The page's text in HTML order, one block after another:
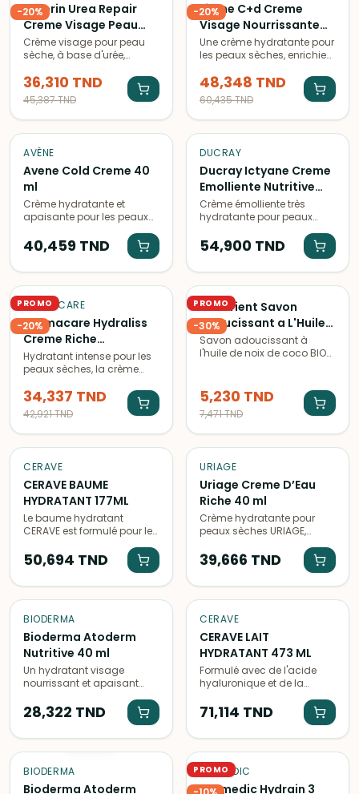
-20%
Eucerin Urea Repair
Creme Visage Peau
Seche 50 ml
Crème visage pour peau
sèche, à base d'urée,
apaise les peaux sèches et
sensibles. Adoucit et
restaure la barrière
cutanée.
36,310 TND
45,387TND
-20%
Lirene C+d Creme
Visage Nourrissante
Hydratante Intensive
50 ml
Une crème hydratante pour
les peaux sèches, enrichie
apporter de l'énergie à la
peau.
48,348 TND
60,435TND
AVÈNE
Avene Cold Creme 40
ml
Crème hydratante et
apaisante pour les peaux
Cream. Nourrit en
profondeur et protège la
40,459 TND
DUCRAY
Ducray Ictyane Creme
Emolliente Nutritive
Visage et Corps 200
ml
Crème émolliente très
hydratante pour peaux
laboratoires Ducray. Apaise
et nourrit en profondeur
54,900 TND
PROMO
-20%
DERMACARE
Dermacare Hydraliss
Creme Riche
Hydratante Peaux
Seches a Tres Seches
50 ml
Hydratant intense pour les
peaux sèches, la crème
nourrit en profondeur et
apaise les sensations de
tiraillement. Format de 50
ml.
34,337 TND
42,921TND
PROMO
-30%
Bio Orient Savon
Adoucissant a L'Huile
de Noix de Coco
Savon adoucissant à
l'huile de noix de coco BIO
pour les peaux sensibles.
5,230 TND
7,471TND
CERAVE
CERAVE BAUME
HYDRATANT 177ML
Le baume hydratant
CERAVE est formulé pour les
céramides et acide
hyaluronique pour une
50,694 TND
URIAGE
Uriage Creme D’Eau
Riche 40 ml
Crème hydratante pour
peaux sèches URIAGE,
en acide hyaluronique pour
une hydratation intense et
39,666 TND
BIODERMA
Bioderma Atoderm
Nutritive 40 ml
Un hydratant visage
nourrissant et apaisant
enrichi en agents
hydratants et en vitamines.
28,322 TND
CERAVE
CERAVE LAIT
HYDRATANT 473 ML
Formulé avec de l'acide
hyaluronique et de la
CERAVE est idéal pour les
peaux sèches. Sa texture
71,114 TND
BIODERMA
Bioderma Atoderm
PROMO
DERMEDIC
Dermedic Hydrain 3